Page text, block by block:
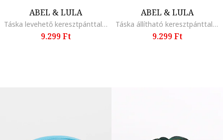
ABEL & LULA
Táska levehető keresztpánttal, Mandarinszín
9.299 Ft
ABEL & LULA
Táska állítható keresztpánttal, Mandarinszín/Világosbarna
9.299 Ft